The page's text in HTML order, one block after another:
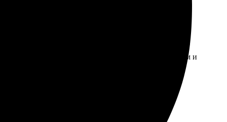
и оформил заказ. Процесс оказался простым и
персонала — всегда готовы помочь и